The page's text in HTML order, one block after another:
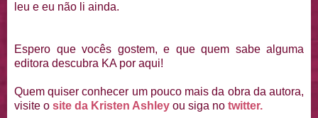
leu e eu não li ainda.
Espero que vocês gostem, e que quem sabe alguma
editora descubra KA por aqui!
Quem quiser conhecer um pouco mais da obra da autora,
visite o site da Kristen Ashley ou siga no twitter.